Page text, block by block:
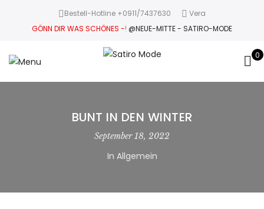
Bestell-Hotline +0911/7437630
Vera
GÖNN DIR WAS SCHÖNES -! @NEUE-MITTE - SATIRO-MODE
0
BUNT IN DEN WINTER
September 18, 2022
In Allgemein